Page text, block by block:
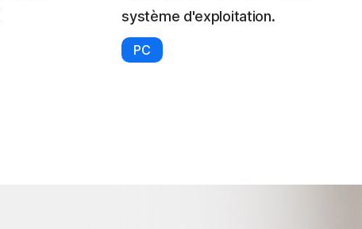
système d'exploitation.
PC